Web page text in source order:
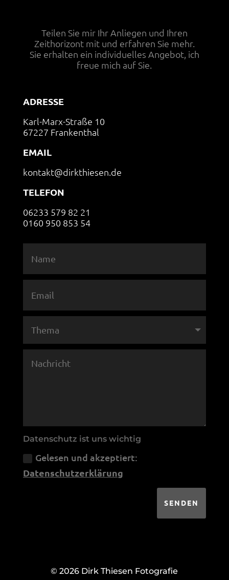
Teilen Sie mir Ihr Anliegen und Ihren
Zeithorizont mit und erfahren Sie mehr.
Sie erhalten ein individuelles Angebot, ich
freue mich auf Sie.
ADRESSE
Karl-Marx-Straße 10
67227 Frankenthal
EMAIL
kontakt@dirkthiesen.de
TELEFON
06233 579 82 21
0160 950 853 54
Datenschutz ist uns wichtig
Gelesen und akzeptiert:
Datenschutzerklärung
SENDEN
© 2026 Dirk Thiesen Fotografie